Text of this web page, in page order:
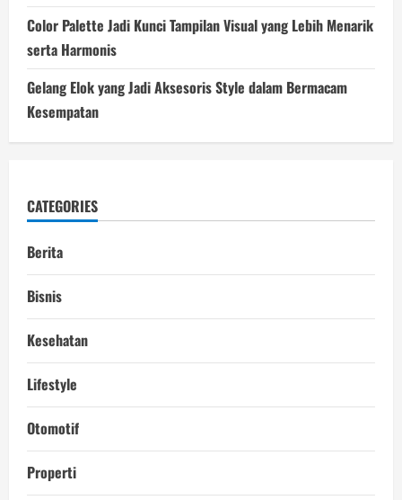
Color Palette Jadi Kunci Tampilan Visual yang Lebih Menarik
serta Harmonis
Gelang Elok yang Jadi Aksesoris Style dalam Bermacam
Kesempatan
CATEGORIES
Berita
Bisnis
Kesehatan
Lifestyle
Otomotif
Properti